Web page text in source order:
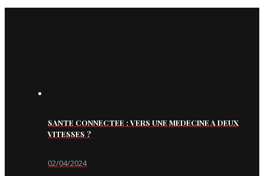
SANTE CONNECTEE : VERS UNE MEDECINE A DEUX
VITESSES ?
02/04/2024